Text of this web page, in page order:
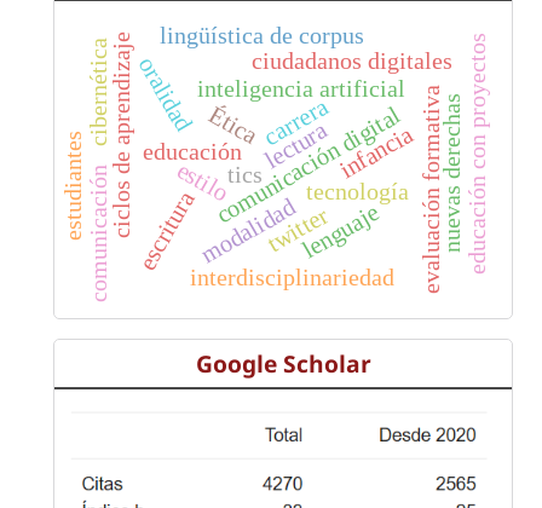
lenguaje
tecnología
comunicación digital
educación
inteligencia artificial
tics
ciudadanos digitales
ciclos de aprendizaje educación con proyectos
evaluación formativa
modalidad
estilo nuevas derechas
interdisciplinariedad
lectura
escritura
oralidad
twitter
lingüística de corpus
infancia
cibernética
comunicación
estudiantes
carrera
Ética
Google Scholar